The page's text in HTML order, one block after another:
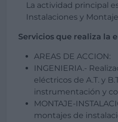
La actividad principal
Instalaciones y
Servicios que realiza la
AREAS DE ACCION:
INGENIERIA.-
eléctricos de A.T. y
instrumentación y
MONTAJE-
montajes de